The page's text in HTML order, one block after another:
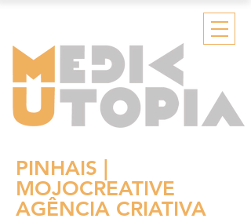
PINHAIS |
MOJOCREATIVE
AGÊNCIA CRIATIVA